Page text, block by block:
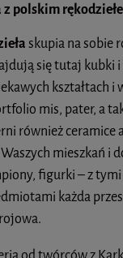
polskim
skupia na sobie
się tutaj kubki
kształtach i
mis, pater, a
również ceramice
mieszkań i
figurki – z tymi
każda